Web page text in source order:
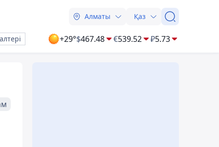
Алматы Қаз
+29°$467.48 €539.52 ₽5.73